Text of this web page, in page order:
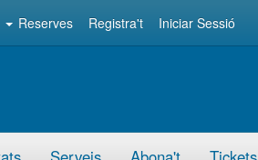
Reserves Registra't Iniciar Sessió